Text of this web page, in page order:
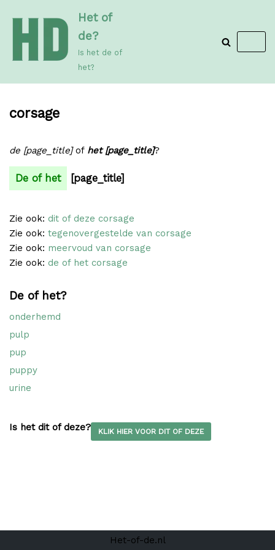
de
inhoud
Het of
de?
Is het de of
het?
corsage
de [page_title]of het [page_title]?
De of het [page_title]
Zie ook: dit of deze corsage
Zie ook: tegenovergestelde van corsage
Zie ook: meervoud van corsage
Zie ook: de of het corsage
De of het?
onderhemd
pulp
pup
puppy
urine
Is het dit of deze? KLIK HIER VOOR DIT OF DEZE
Het-of-de.nl